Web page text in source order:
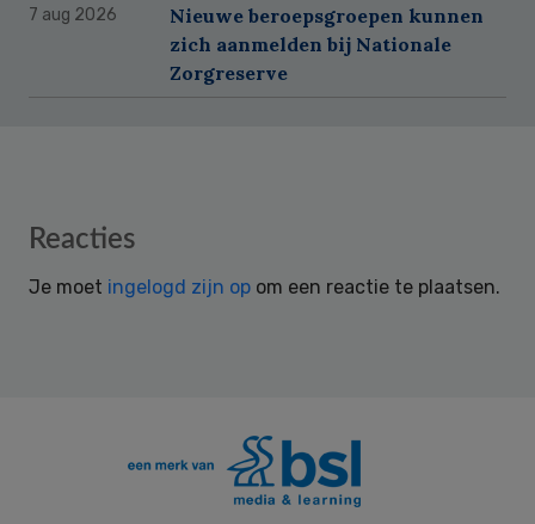
7 aug 2026
Nieuwe beroepsgroepen kunnen
zich aanmelden bij Nationale
Zorgreserve
Reader
Reacties
Je moet ingelogd zijn op om een reactie te plaatsen.